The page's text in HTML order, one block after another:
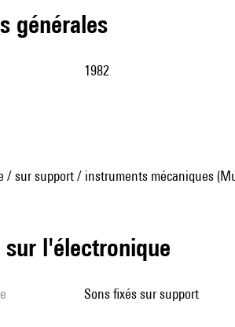
générales
1982
/ sur support / instruments mécaniques
sur l'électronique
sons fixés sur support